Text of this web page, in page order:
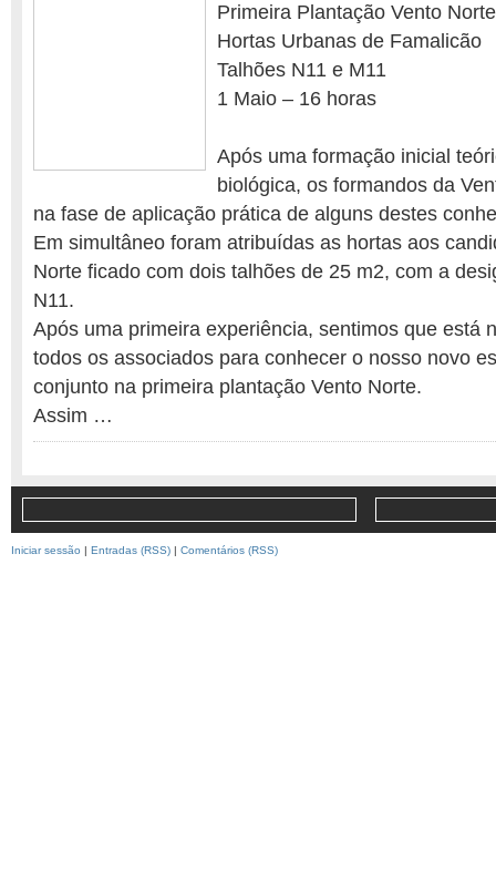
Primeira Plantação Vento Norte
Hortas Urbanas de Famalicão
Talhões N11 e M11
1 Maio – 16 horas
Após uma formação inicial
biológica, os formandos da
na fase de aplicação prática de alguns destes
Em simultâneo foram atribuídas as hortas aos
Norte ficado com dois talhões de 25 m2, com a
N11.
Após uma primeira experiência, sentimos que está
todos os associados para conhecer o nosso novo
conjunto na primeira plantação Vento Norte.
Assim …
Iniciar sessão | Entradas (RSS) | Comentários (RSS)